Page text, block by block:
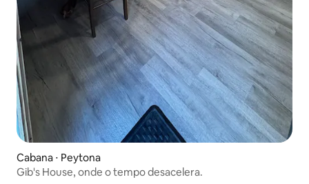
Cabana ⋅ Peytona
Gib's House, onde o tempo desacelera.